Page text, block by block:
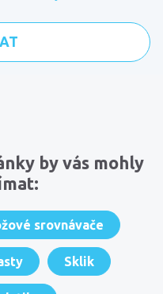
by vás mohly
srovnávače
Sklik